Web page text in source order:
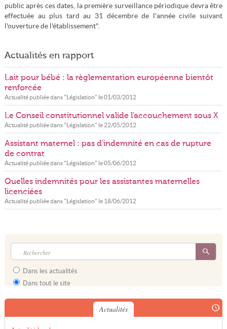
public après ces dates, la première surveillance périodique devra être
effectuée au plus tard au 31 décembre de l'année civile suivant
l'ouverture de l'établissement".
Actualités en rapport
Lait pour bébé : la règlementation européenne bientôt
renforcée
Actualité publiée dans "Législation" le01/03/2012
Le Conseil constitutionnel valide l'accouchement sous X
Actualité publiée dans "Législation" le 22/05/2012
Assistant maternel : pas d'indemnité en cas de rupture
de contrat
Actualité publiée dans "Législation" le05/06/2012
Quelles indemnités pour les assistantes maternelles
licenciées
Actualité publiée dans "Législation" le 18/06/2012
Dans les actualités
Dans tout le site
Actualités